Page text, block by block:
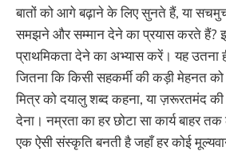
बातों को आगे बढ़ाने के लिए सुनते हैं, या
समझने और सम्मान देने का प्रयास करते हैं?
प्राथमिकता देने का अभ्यास करें। यह उतना
जितना कि किसी सहकर्मी की कड़ी मेहनत को
मित्र को दयालु शब्द कहना, या ज़रूरतमंद
देना। नम्रता का हर छोटा सा कार्य बाहर
एक ऐसी संस्कृति बनती है जहाँ हर कोई